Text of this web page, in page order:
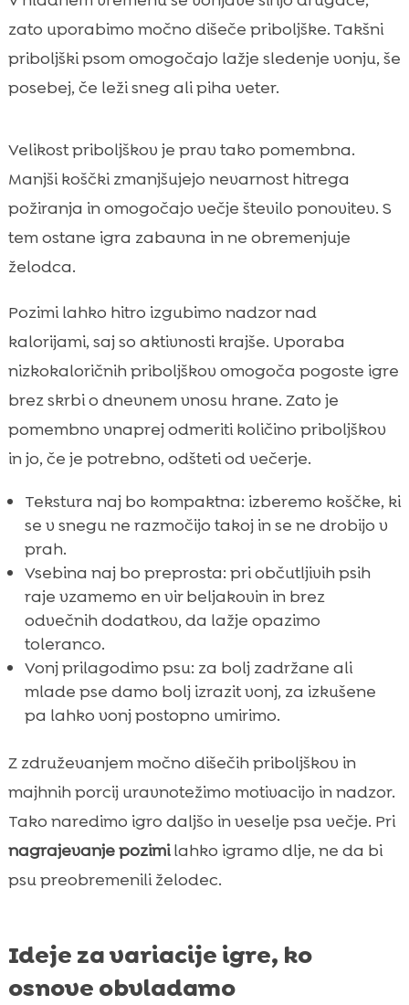
zato uporabimo močno dišeče priboljške. Takšni
priboljški psom omogočajo lažje sledenje vonju, še
posebej, če leži sneg ali piha veter.
Velikost priboljškov je prav tako pomembna.
Manjši koščki zmanjšujejo nevarnost hitrega
požiranja in omogočajo večje število ponovitev. S
tem ostane igra zabavna in ne obremenjuje
želodca.
Pozimi lahko hitro izgubimo nadzor nad
kalorijami, saj so aktivnosti krajše. Uporaba
nizkokaloričnih priboljškov omogoča pogoste igre
brez skrbi o dnevnem vnosu hrane. Zato je
pomembno vnaprej odmeriti količino priboljškov
in jo, če je potrebno, odšteti od večerje.
Tekstura naj bo kompaktna: izberemo koščke, ki
se v snegu ne razmočijo takoj in se ne drobijo v
prah.
Vsebina naj bo preprosta: pri občutljivih psih
raje vzamemo en vir beljakovin in brez
odvečnih dodatkov, da lažje opazimo
toleranco.
Vonj prilagodimo psu: za bolj zadržane ali
mlade pse damo bolj izrazit vonj, za izkušene
pa lahko vonj postopno umirimo.
Z združevanjem močno dišečih priboljškov in
majhnih porcij uravnotežimo motivacijo in nadzor.
Tako naredimo igro daljšo in veselje psa večje. Pri
nagrajevanje pozimilahko igramo dlje, ne da bi
psu preobremenili želodec.
Ideje za variacije igre, ko
osnove obvladamo